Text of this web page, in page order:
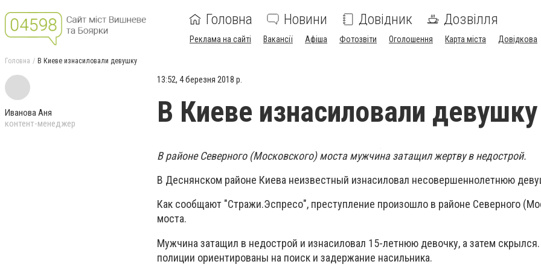
Головна Новини Довідник Дозвілля
Реклама на сайті Вакансії Афіша Фотозвіти Оголошення Карта міста Довідкова
Головна В Киеве изнасиловали девушку
Иванова Аня
контент-менеджер
13:52, 4 березня 2018 р.
В Киеве изнасиловали девушку
В районе Северного (Московского) моста мужчина затащил жертву в недострой.
В Деснянском районе Киева неизвестный изнасиловал несовершеннолетнюю
Как сообщают "Стражи.Эспресо", преступление произошло в районе Северного
моста.
Мужчина затащил в недострой и изнасиловал 15-летнюю девочку, а затем
полиции ориентированы на поиск и задержание насильника.